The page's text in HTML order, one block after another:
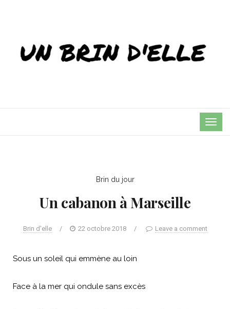
Brin du jour
Un cabanon à Marseille
Brin d'elle / 22 octobre 2018 / Leave a comment
Sous un soleil qui emmène au loin
Face à la mer qui ondule sans excès